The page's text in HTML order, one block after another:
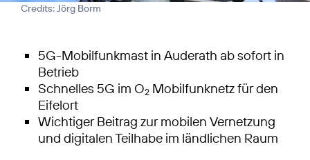
Credits: Jörg Borm
5G-Mobilfunkmast in Auderath ab sofort in
Betrieb
Schnelles 5G im O2 Mobilfunknetz für den
Eifelort
Wichtiger Beitrag zur mobilen Vernetzung
und digitalen Teilhabe im ländlichen Raum